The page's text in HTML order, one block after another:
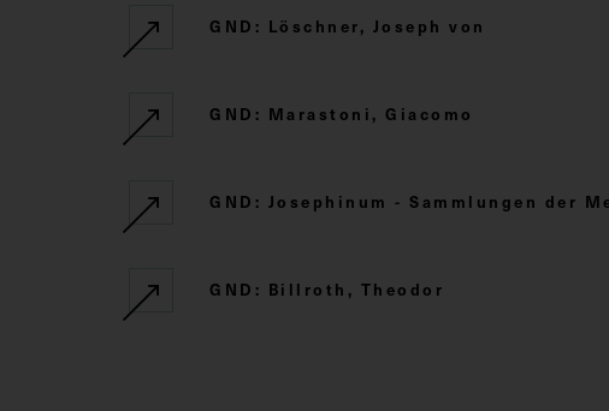
GND: Löschner, Joseph von
GND: Marastoni, Giacomo
GND: Josephinum - Sammlungen der
GND: Billroth, Theodor